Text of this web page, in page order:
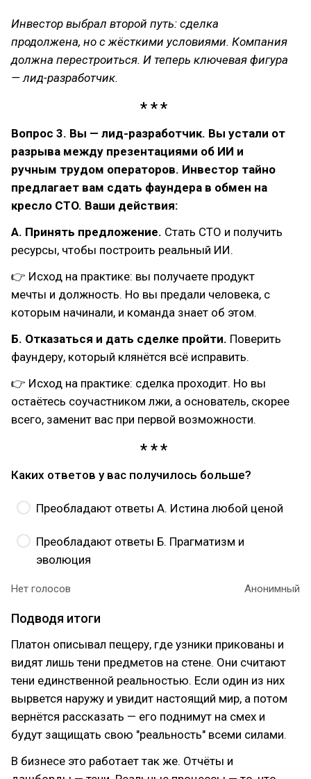
Инвестор выбрал второй путь: сделка
продолжена, но с жёсткими условиями. Компания
должна перестроиться. И теперь ключевая фигура
— лид-разработчик.
Вопрос 3. Вы — лид-разработчик. Вы устали от
разрыва между презентациями об ИИ и
ручным трудом операторов. Инвестор тайно
предлагает вам сдать фаундера в обмен на
кресло CTO. Ваши действия:
А. Принять предложение. Стать CTO и получить
ресурсы, чтобы построить реальный ИИ.
👉 Исход на практике: вы получаете продукт
мечты и должность. Но вы предали человека, с
которым начинали, и команда знает об этом.
Б. Отказаться и дать сделке пройти. Поверить
фаундеру, который клянётся всё исправить.
👉 Исход на практике: сделка проходит. Но вы
остаётесь соучастником лжи, а основатель, скорее
всего, заменит вас при первой возможности.
Каких ответов у вас получилось больше?
Преобладают ответы А. Истина любой ценой
Преобладают ответы Б. Прагматизм и
эволюция
Нет голосов Анонимный
Подводя итоги
Платон описывал пещеру, где узники прикованы и
видят лишь тени предметов на стене. Они считают
тени единственной реальностью. Если один из них
вырвется наружу и увидит настоящий мир, а потом
вернётся рассказать — его поднимут на смех и
будут защищать свою "реальность" всеми силами.
В бизнесе это работает так же. Отчёты и